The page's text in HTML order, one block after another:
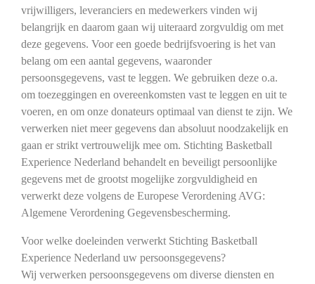
vrijwilligers, leveranciers en medewerkers vinden wij
belangrijk en daarom gaan wij uiteraard zorgvuldig om met
deze gegevens. Voor een goede bedrijfsvoering is het van
belang om een aantal gegevens, waaronder
persoonsgegevens, vast te leggen. We gebruiken deze o.a.
om toezeggingen en overeenkomsten vast te leggen en uit te
voeren, en om onze donateurs optimaal van dienst te zijn. We
verwerken niet meer gegevens dan absoluut noodzakelijk en
gaan er strikt vertrouwelijk mee om. Stichting Basketball
Experience Nederland behandelt en beveiligt persoonlijke
gegevens met de grootst mogelijke zorgvuldigheid en
verwerkt deze volgens de Europese Verordening AVG:
Algemene Verordening Gegevensbescherming.
Voor welke doeleinden verwerkt Stichting Basketball
Experience Nederland uw persoonsgegevens?
Wij verwerken persoonsgegevens om diverse diensten en